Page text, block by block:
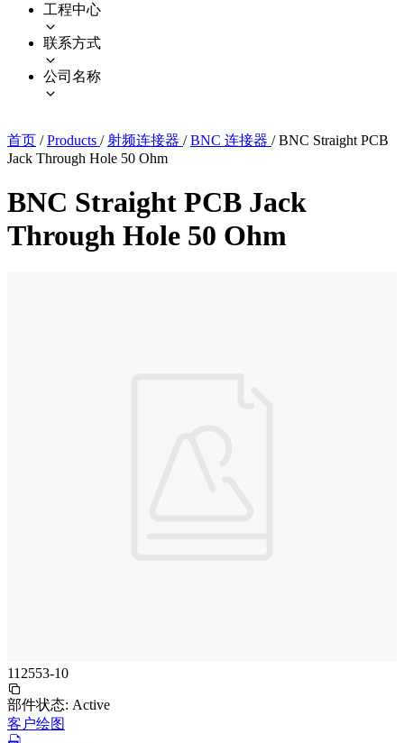
工程中心
联系方式
公司名称
首页 / Products / 射频连接器 / BNC 连接器 / BNC Straight PCB
Jack Through Hole 50 Ohm
BNC Straight PCB Jack
Through Hole 50 Ohm
112553-10
部件状态: Active
客户绘图